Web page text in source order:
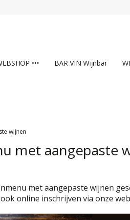
••• BAR VIN Wijnbar
wijnen
met aangepaste
met aangepaste wijnen
online inschrijven via onze